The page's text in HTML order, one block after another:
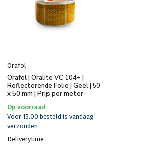
Orafol
Orafol | Oralite VC 104+ |
Reflecterende Folie | Geel | 50
x 50 mm | Prijs per meter
Op voorraad
Voor 15.00 besteld is vandaag
verzonden
Deliverytime